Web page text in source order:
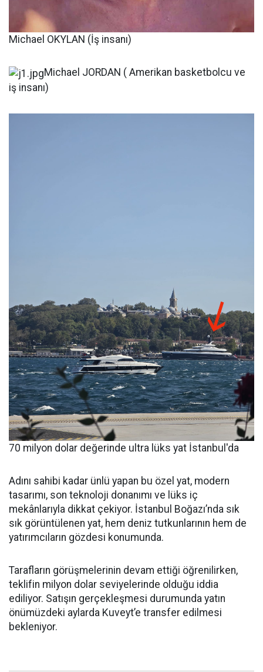
Michael OKYLAN (İş insanı)
Michael JORDAN ( Amerikan basketbolcu ve
iş insanı)
70 milyon dolar değerinde ultra lüks yat İstanbul'da
Adını sahibi kadar ünlü yapan bu özel yat, modern
tasarımı, son teknoloji donanımı ve lüks iç
mekânlarıyla dikkat çekiyor. İstanbul Boğazı’nda sık
sık görüntülenen yat, hem deniz tutkunlarının hem de
yatırımcıların gözdesi konumunda.
Tarafların görüşmelerinin devam ettiği öğrenilirken,
teklifin milyon dolar seviyelerinde olduğu iddia
ediliyor. Satışın gerçekleşmesi durumunda yatın
önümüzdeki aylarda Kuveyt’e transfer edilmesi
bekleniyor.